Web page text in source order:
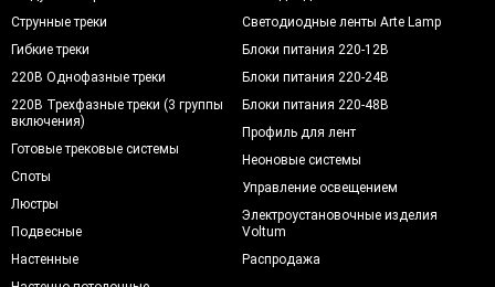
Струнные треки
Гибкие треки
220В Однофазные треки
220В Трехфазные треки (3 группы
включения)
Готовые трековые системы
Споты
Люстры
Подвесные
Настенные
Светодиодные ленты Arte Lamp
Блоки питания 220-12В
Блоки питания 220-24В
Блоки питания 220-48В
Профиль для лент
Неоновые системы
Управление освещением
Электроустановочные изделия
Voltum
Распродажа